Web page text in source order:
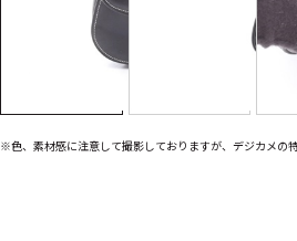
※色、素材感に注意して撮影しておりますが、デジカメの